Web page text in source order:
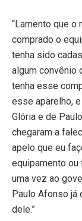
“Lamento que o
comprado o
tenha sido
algum convênio
tenha esse
esse aparelho,
Glória e de
chegaram a
apelo que eu
equipamento ou
uma vez ao
Paulo Afonso já
dele.”